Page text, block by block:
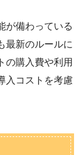
が備わっている
最新のルールに
の購入費や利用
入コストを考慮